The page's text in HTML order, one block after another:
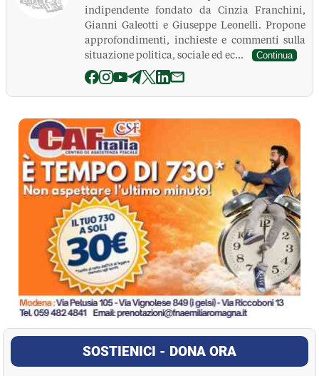
indipendente fondato da Cinzia Franchini,
Gianni Galeotti e Giuseppe Leonelli. Propone
approfondimenti, inchieste e commenti sulla
situazione politica, sociale ed ec...
Continua
La Pressa
SOSTIENICI - DONA ORA